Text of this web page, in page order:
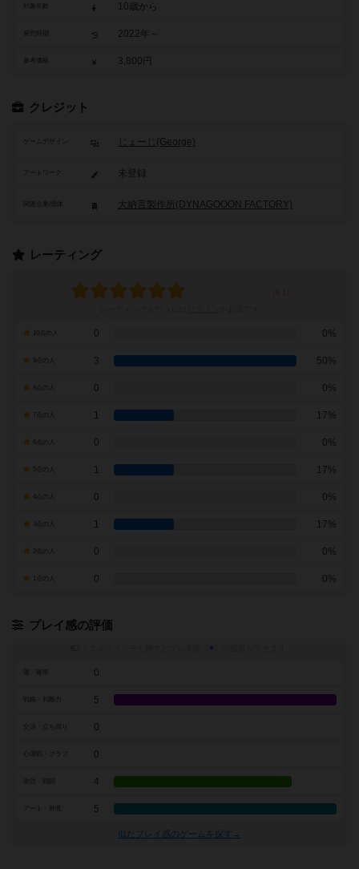
10歳から
2022年～
参考価格 3,800円
クレジット
ゲームデザイン じょーじ(George)
アートワーク 未登録
大納言製作所(DYNAGOOON FACTORY)
レーティング
0 0%
3 50%
0 0%
7点の人 1 17%
0 0%
1 17%
0 0%
1 17%
0 0%
0 0%
プレイ感の評価
※
0
戦略・判断力 5
0
0
4
アート・外見 5
似たプレイ感のゲームを探す→